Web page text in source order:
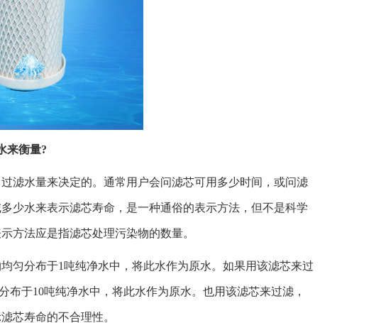
来衡量?
滤水量来决定的。通常用户会问滤芯可用多少时间，或问滤
少水来表示滤芯寿命，是一种通俗的表示方法，但不是科学
方法应是指滤芯处理污染物的数量。
匀分布于1吨纯净水中，将此水作为原水。如果用该滤芯来过
于10吨纯净水中，将此水作为原水。也用该滤芯来过滤，
芯寿命的不合理性。